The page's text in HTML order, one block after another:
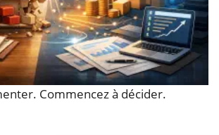
Commencez à décider.